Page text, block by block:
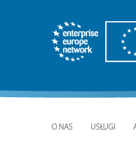
O NAS USŁUGI